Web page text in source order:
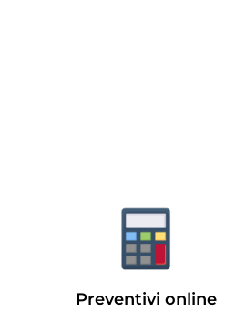
Preventivi online